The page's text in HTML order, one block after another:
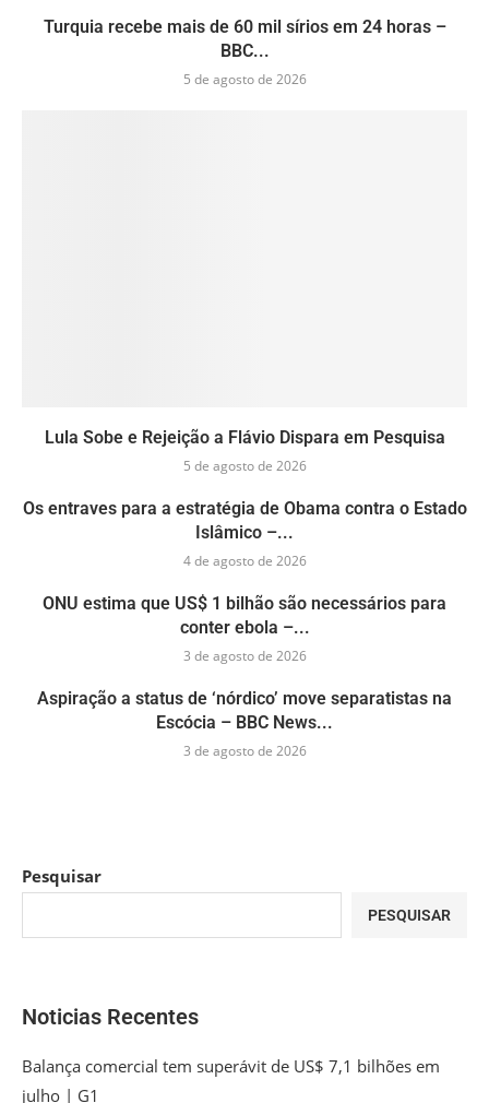
Turquia recebe mais de 60 mil sírios em 24 horas –
BBC...
5 de agosto de 2026
Lula Sobe e Rejeição a Flávio Dispara em Pesquisa
5 de agosto de 2026
Os entraves para a estratégia de Obama contra o Estado
Islâmico –...
4 de agosto de 2026
ONU estima que US$ 1 bilhão são necessários para
conter ebola –...
3 de agosto de 2026
Aspiração a status de ‘nórdico’ move separatistas na
Escócia – BBC News...
3 de agosto de 2026
Pesquisar
PESQUISAR
Noticias Recentes
Balança comercial tem superávit de US$ 7,1 bilhões em
julho | G1